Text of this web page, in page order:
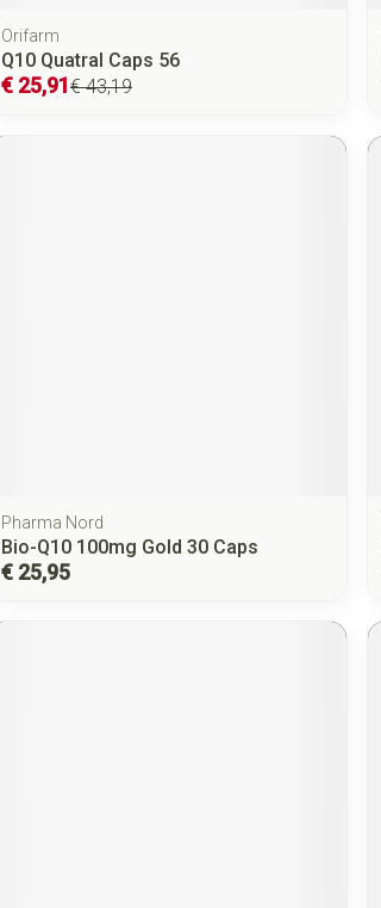
Orifarm
Q10 Quatral Caps 56
€ 43,19
€ 25,91
Pharma Nord
Bio-Q10 100mg Gold 30 Caps
€ 25,95